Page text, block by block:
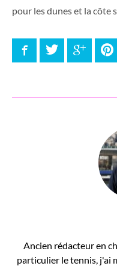
pour les dunes et la côte
FacebookTwitter Google+
Ancien rédacteur en
particulier le tennis, j'ai